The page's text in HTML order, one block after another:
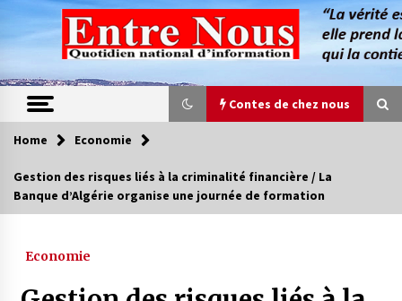
content
Contes de chez nous
Contes de chez nous
Quand la mère n’est plus là (17e partie)
Magie de sorcier
Home Economie
Gestion des risques liés à la criminalité financière / La
Banque d’Algérie organise une journée de formation
Economie